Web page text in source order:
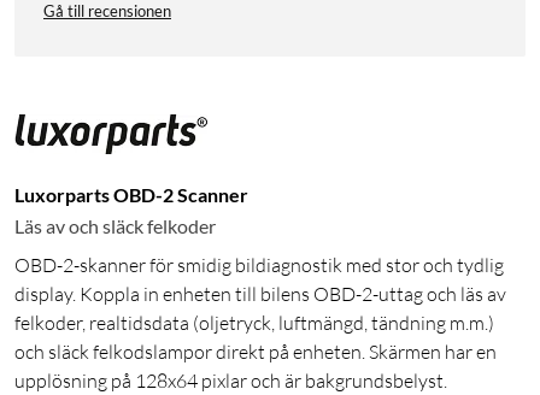
Gå till recensionen
Luxorparts OBD-2 Scanner
Läs av och släck felkoder
OBD-2-skanner för smidig bildiagnostik med stor och tydlig
display. Koppla in enheten till bilens OBD-2-uttag och läs av
felkoder, realtidsdata (oljetryck, luftmängd, tändning m.m.)
och släck felkodslampor direkt på enheten. Skärmen har en
upplösning på 128x64 pixlar och är bakgrundsbelyst.